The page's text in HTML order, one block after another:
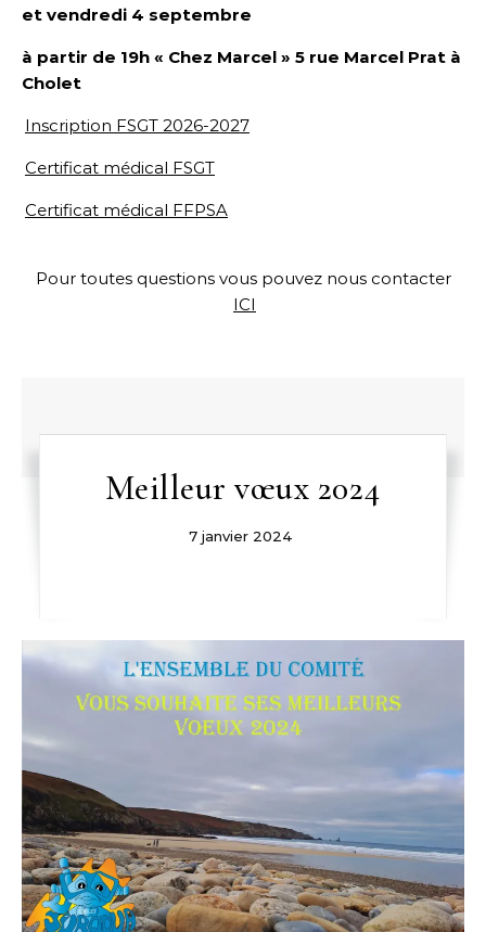
et vendredi 4 septembre
à partir de 19h « Chez Marcel » 5 rue Marcel Prat à
Cholet
Inscription FSGT 2026-2027
Certificat médical FSGT
Certificat médical FFPSA
Pour toutes questions vous pouvez nous contacter
ICI
Meilleur vœux 2024
7 janvier 2024